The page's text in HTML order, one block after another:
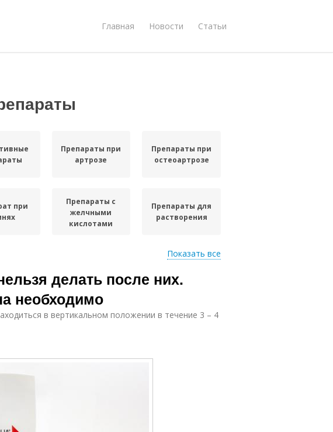
Главная Новости Статьи
Препараты при
артрозе
Препараты при
остеоартрозе
при
Препараты с
желчными
кислотами
Препараты для
растворения
Показать все
делать после них.
необходимо
в вертикальном положении в течение 3 – 4